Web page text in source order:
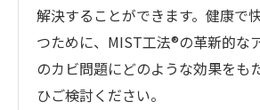
解決することができます。健康で
つために、MIST工法®の革新的な
のカビ問題にどのような効果をも
ひご検討ください。